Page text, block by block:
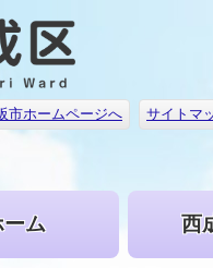
市ホームページへ サイトマ
ーム 西